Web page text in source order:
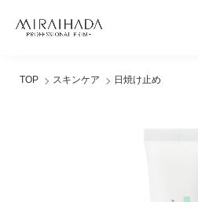
TOP スキンケア 日焼け止め